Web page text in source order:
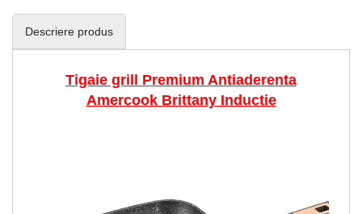
Descriere produs
Tigaie grill Premium Antiaderenta
Amercook Brittany Inductie